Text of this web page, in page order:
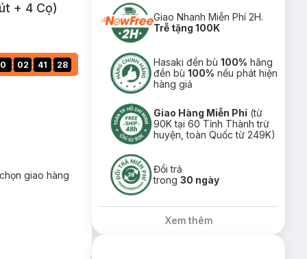
+ 4 Cọ)
0 : 02 : 41 : 27
giao hàng
Giao Nhanh Miễn Phí 2H.
Trễ tặng 100K
Hasaki đền bù100% hãng
đền bù100% nếu phát hiện
hàng giả
Giao Hàng Miễn Phí (từ
90K tại 60 Tỉnh Thành trừ
huyện, toàn Quốc từ 249K)
Đổi trả
trong30 ngày
Xem thêm